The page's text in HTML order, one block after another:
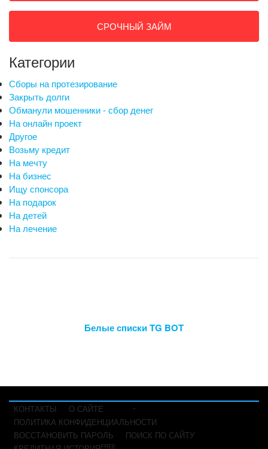
СРОЧНЫЙ ЗАЙМ
Категории
Сборы на протезирование
Закрыть долги
Обманули мошенники - сбор денег
На онлайн проект
Другое
Возьму кредит
На мечту
На бизнес
Ищу спонсора
На подарок
На детей
На лечение
Белые списки TG BOT
-
КОНТАКТЫ
О САЙТЕ
ПОЛИТИКА КОНФИДЕНЦИАЛЬНОСТИ
ВОССТАНОВИТЬ ПАРОЛЬ
ПОИСК ПО САЙТУ
FREE